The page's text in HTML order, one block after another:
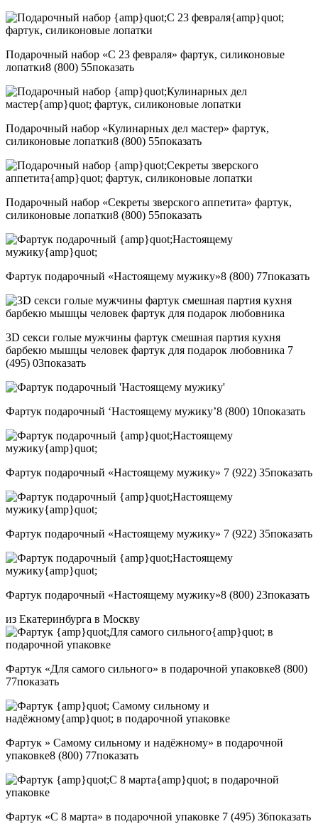
Подарочный набор «С 23 февраля» фартук, силиконовые
лопатки8 (800) 55показать
Подарочный набор «Кулинарных дел мастер» фартук,
силиконовые лопатки8 (800) 55показать
Подарочный набор «Секреты зверского аппетита» фартук,
силиконовые лопатки8 (800) 55показать
Фартук подарочный «Настоящему мужику»8 (800) 77показать
3D секси голые мужчины фартук смешная партия кухня
барбекю мышцы человек фартук для подарок любовника 7
(495) 03показать
Фартук подарочный ‘Настоящему мужику’8 (800) 10показать
Фартук подарочный «Настоящему мужику» 7 (922) 35показать
Фартук подарочный «Настоящему мужику» 7 (922) 35показать
Фартук подарочный «Настоящему мужику»8 (800) 23показать
из Екатеринбурга в Москву
Фартук «Для самого сильного» в подарочной упаковке8 (800)
77показать
Фартук » Самому сильному и надёжному» в подарочной
упаковке8 (800) 77показать
Фартук «С 8 марта» в подарочной упаковке 7 (495) 36показать